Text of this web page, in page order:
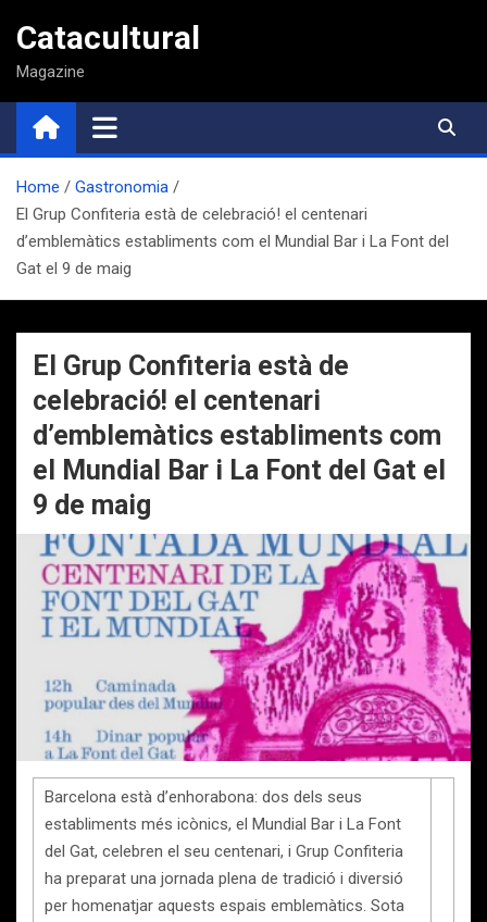
contenido
Catacultural
Magazine
Home
Gastronomia
El Grup Confiteria està de celebració! el centenari
d’emblemàtics establiments com el Mundial Bar i La Font del
Gat el 9 de maig
El Grup Confiteria està de
celebració! el centenari
d’emblemàtics establiments com
el Mundial Bar i La Font del Gat el
9 de maig
Barcelona està d’enhorabona: dos dels seus
establiments més icònics, el Mundial Bar i La Font
del Gat, celebren el seu centenari, i Grup Confiteria
ha preparat una jornada plena de tradició i diversió
per homenatjar aquests espais emblemàtics. Sota